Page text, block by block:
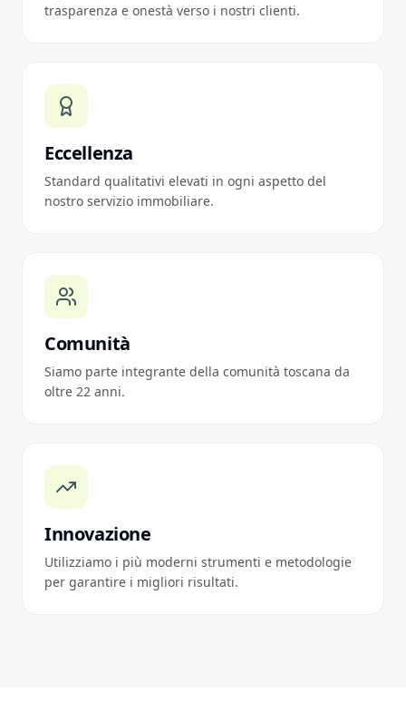
trasparenza e onestà verso i nostri clienti.
Eccellenza
Standard qualitativi elevati in ogni aspetto del
nostro servizio immobiliare.
Comunità
Siamo parte integrante della comunità toscana da
oltre 22 anni.
Innovazione
Utilizziamo i più moderni strumenti e metodologie
per garantire i migliori risultati.